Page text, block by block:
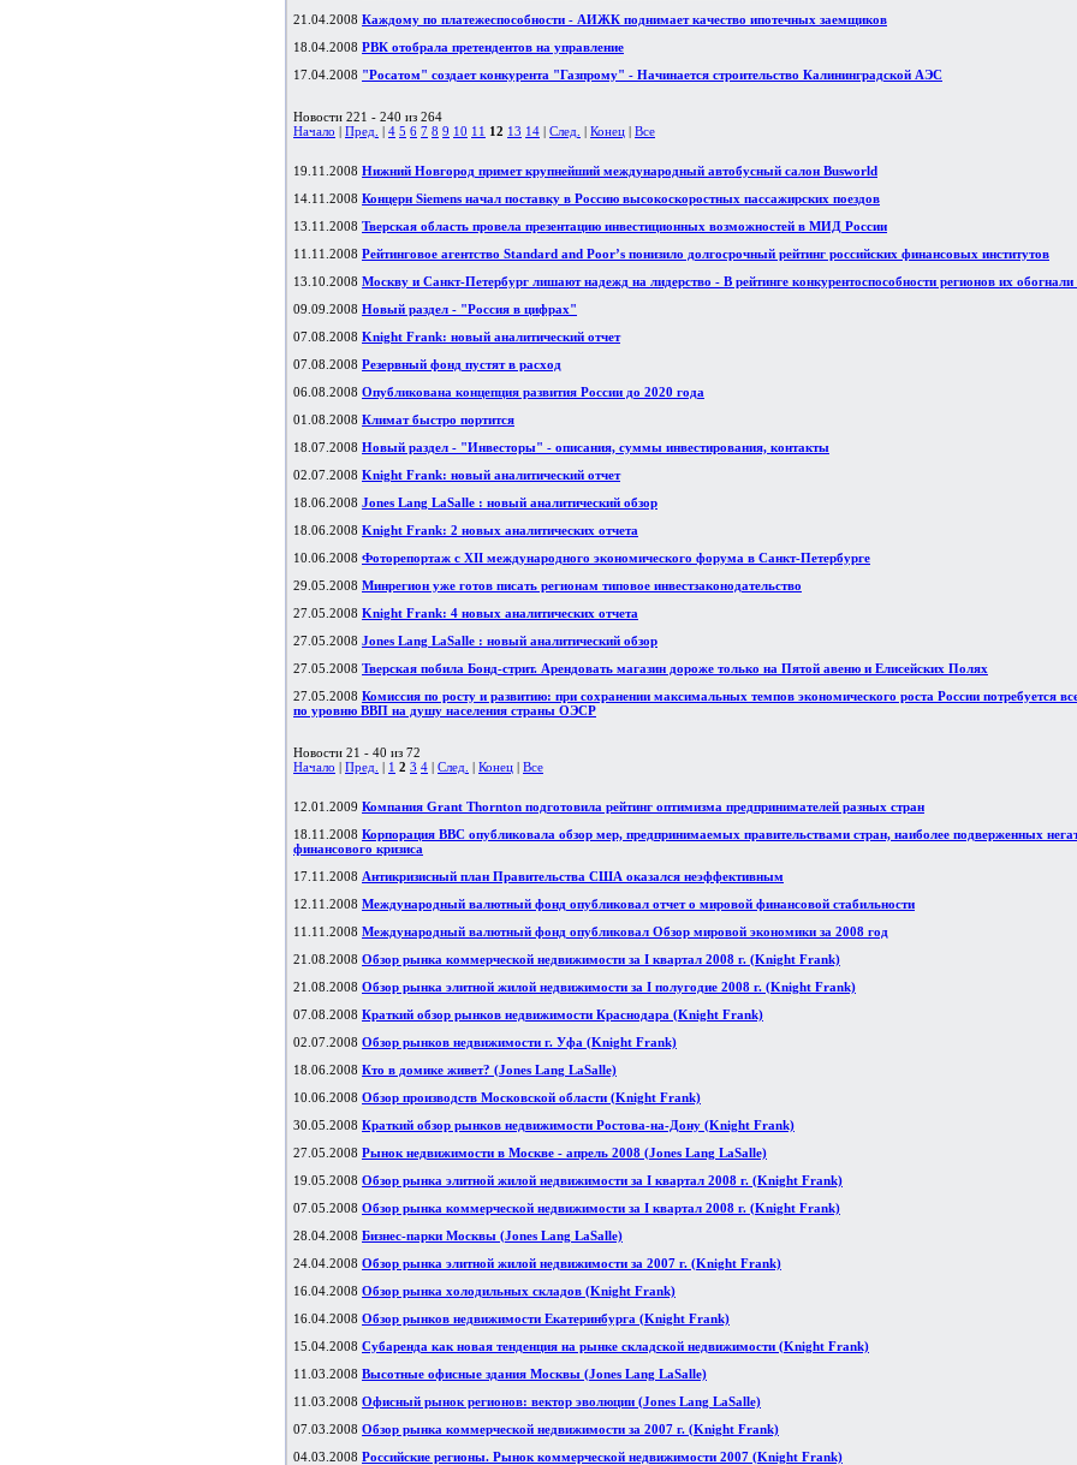
21.04.2008 Каждому по платежеспособности - АИЖК поднимает качество ипотечных заемщиков
18.04.2008 РВК отобрала претендентов на управление
17.04.2008 "Росатом" создает конкурента "Газпрому" - Начинается строительство Калининградской АЭС
Новости 221 - 240 из 264
Начало | Пред. | 4 5 6 7 8 9 10 11 12 13 14 | След. | Конец | Все
19.11.2008 Нижний Новгород примет крупнейший международный автобусный салон Busworld
14.11.2008 Концерн Siemens начал поставку в Россию высокоскоростных пассажирских поездов
13.11.2008 Тверская область провела презентацию инвестиционных возможностей в МИД России
11.11.2008 Рейтинговое агентство Standard and Poor’s понизило долгосрочный рейтинг российских финансовых институтов
13.10.2008 Москву и Санкт-Петербург лишают надежд на лидерство - В рейтинге конкурентоспособности регионов их
09.09.2008 Новый раздел - "Россия в цифрах"
07.08.2008 Knight Frank: новый аналитический отчет
07.08.2008 Резервный фонд пустят в расход
06.08.2008 Опубликована концепция развития России до 2020 года
01.08.2008 Климат быстро портится
18.07.2008 Новый раздел - "Инвесторы" - описания, суммы инвестирования, контакты
02.07.2008 Knight Frank: новый аналитический отчет
18.06.2008 Jones Lang LaSalle : новый аналитический обзор
18.06.2008 Knight Frank: 2 новых аналитических отчета
10.06.2008 Фоторепортаж с XII международного экономического форума в Санкт-Петербурге
29.05.2008 Минрегион уже готов писать регионам типовое инвестзаконодательство
27.05.2008 Knight Frank: 4 новых аналитических отчета
27.05.2008 Jones Lang LaSalle : новый аналитический обзор
27.05.2008 Тверская побила Бонд-стрит. Арендовать магазин дороже только на Пятой авеню и Елисейских Полях
27.05.2008 Комиссия по росту и развитию: при сохранении максимальных темпов экономического роста России потребуется
по уровню ВВП на душу населения страны ОЭСР
Новости 21 - 40 из 72
Начало | Пред. | 1 2 3 4 | След. | Конец | Все
12.01.2009 Компания Grant Thornton подготовила рейтинг оптимизма предпринимателей разных стран
18.11.2008 Корпорация BBC опубликовала обзор мер, предпринимаемых правительствами стран, наиболее подверженных
финансового кризиса
17.11.2008 Антикризисный план Правительства США оказался неэффективным
12.11.2008 Международный валютный фонд опубликовал отчет о мировой финансовой стабильности
11.11.2008 Международный валютный фонд опубликовал Обзор мировой экономики за 2008 год
21.08.2008 Обзор рынка коммерческой недвижимости за I квартал 2008 г. (Knight Frank)
21.08.2008 Обзор рынка элитной жилой недвижимости за I полугодие 2008 г. (Knight Frank)
07.08.2008 Краткий обзор рынков недвижимости Краснодара (Knight Frank)
02.07.2008 Обзор рынков недвижимости г. Уфа (Knight Frank)
18.06.2008 Кто в домике живет? (Jones Lang LaSalle)
10.06.2008 Обзор производств Московской области (Knight Frank)
30.05.2008 Краткий обзор рынков недвижимости Ростова-на-Дону (Knight Frank)
27.05.2008 Рынок недвижимости в Москве - апрель 2008 (Jones Lang LaSalle)
19.05.2008 Обзор рынка элитной жилой недвижимости за I квартал 2008 г. (Knight Frank)
07.05.2008 Обзор рынка коммерческой недвижимости за I квартал 2008 г. (Knight Frank)
28.04.2008 Бизнес-парки Москвы (Jones Lang LaSalle)
24.04.2008 Обзор рынка элитной жилой недвижимости за 2007 г. (Knight Frank)
16.04.2008 Обзор рынка холодильных складов (Knight Frank)
16.04.2008 Обзор рынков недвижимости Екатеринбурга (Knight Frank)
15.04.2008 Субаренда как новая тенденция на рынке складской недвижимости (Knight Frank)
11.03.2008 Высотные офисные здания Москвы (Jones Lang LaSalle)
11.03.2008 Офисный рынок регионов: вектор эволюции (Jones Lang LaSalle)
07.03.2008 Обзор рынка коммерческой недвижимости за 2007 г. (Knight Frank)
04.03.2008 Российские регионы. Рынок коммерческой недвижимости 2007 (Knight Frank)